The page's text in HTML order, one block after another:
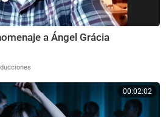
a Ángel Grácia
00:02:02